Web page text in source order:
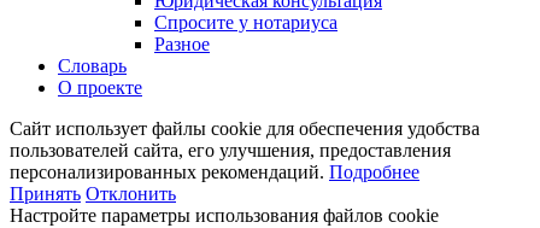
Спросите у нотариуса
Разное
Словарь
О проекте
Сайт использует файлы cookie для обеспечения удобства
пользователей сайта, его улучшения, предоставления
персонализированных рекомендаций. Подробнее
Принять Отклонить
Настройте параметры использования файлов cookie